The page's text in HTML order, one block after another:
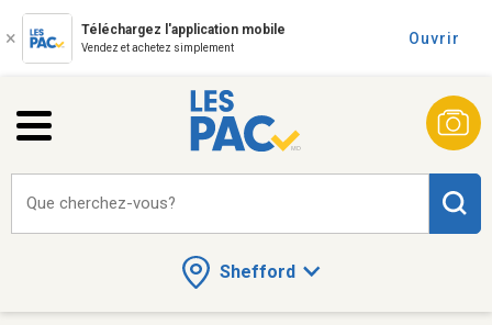
Téléchargez l'application mobile
Vendez et achetez simplement
Ouvrir
Shefford
Que cherchez-vous?